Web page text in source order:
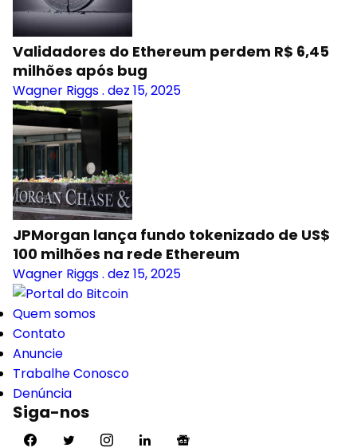
Validadores do Ethereum perdem R$ 6,45
milhões após bug
Wagner Riggs. dez 15, 2025
JPMorgan lança fundo tokenizado de US$
100 milhões na rede Ethereum
Wagner Riggs. dez 15, 2025
Quem somos
Contato
Anuncie
Trabalhe Conosco
Denúncia
Siga-nos